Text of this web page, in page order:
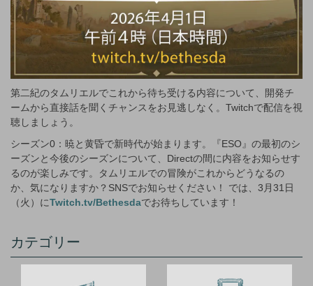
第二紀のタムリエルでこれから待ち受ける内容について、開発チ
ームから直接話を聞くチャンスをお見逃しなく。Twitchで配信を視
聴しましょう。
シーズン0：暁と黄昏で新時代が始まります。『ESO』の最初のシ
ーズンと今後のシーズンについて、Directの間に内容をお知らせす
るのが楽しみです。タムリエルでの冒険がこれからどうなるの
か、気になりますか？SNSでお知らせください！ では、3月31日
（火）にTwitch.tv/Bethesdaでお待ちしています！
カテゴリー